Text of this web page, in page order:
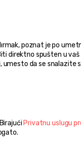
poznat je po
direktno spušten u vaš
umesto da se snalazite
Privatnu uslugu